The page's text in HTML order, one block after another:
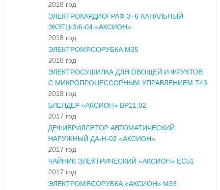
2018 год
ЭЛЕКТРОКАРДИОГРАФ 3–6-КАНАЛЬНЫЙ
ЭКЗТЦ-3/6-04 «АКСИОН»
2018 год
ЭЛЕКТРОМЯСОРУБКА М35
2018 год
ЭЛЕКТРОСУШИЛКА ДЛЯ ОВОЩЕЙ И ФРУКТОВ
С МИКРОПРОЦЕССОРНЫМ УПРАВЛЕНИЕМ Т43
2018 год
БЛЕНДЕР «АКСИОН» ВР21.02
2017 год
ДЕФИБРИЛЛЯТОР АВТОМАТИЧЕСКИЙ
НАРУЖНЫЙ ДА-Н-02 «АКСИОН»
2017 год
ЧАЙНИК ЭЛЕКТРИЧЕСКИЙ «АКСИОН» ЕС51
2017 год
ЭЛЕКТРОМЯСОРУБКА «АКСИОН» М33